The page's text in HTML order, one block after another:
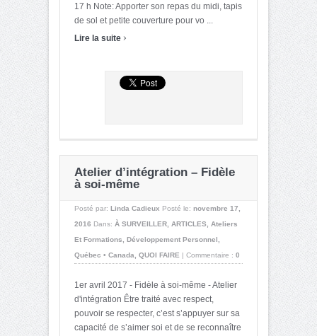
17 h Note: Apporter son repas du midi, tapis
de sol et petite couverture pour vo ...
Lire la suite ›
Atelier d’intégration – Fidèle
à soi-même
Posté par: Linda Cadieux Posté le: novembre 17,
2016 Dans: À SURVEILLER ARTICLES
Ateliers
Et Formations
Développement Personnel
Québec • Canada
QUOI FAIRE | Commentaire : 0
1er avril 2017 - Fidèle à soi-même - Atelier
d'intégration Être traité avec respect,
pouvoir se respecter, c’est s’appuyer sur sa
capacité de s’aimer soi et de se reconnaître